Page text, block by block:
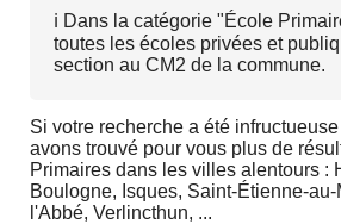
ℹ️ Dans la catégorie "École
toutes les écoles privées et
section au CM2 de la commune.
Si votre recherche a été
avons trouvé pour vous plus de
Primaires dans les villes alentours :
Boulogne, Isques, Saint-Étienne-
l'Abbé, Verlincthun, ...